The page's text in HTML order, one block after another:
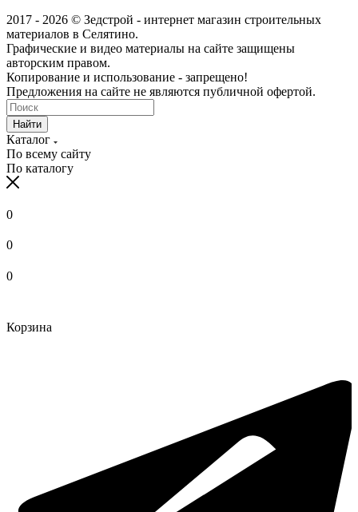
2017 - 2026 © Зедстрой - интернет магазин строительных
материалов в Селятино.
Графические и видео материалы на сайте защищены
авторским правом.
Копирование и использование - запрещено!
Предложения на сайте не являются публичной офертой.
Найти
Каталог
По всему сайту
По каталогу
0
0
0
Корзина